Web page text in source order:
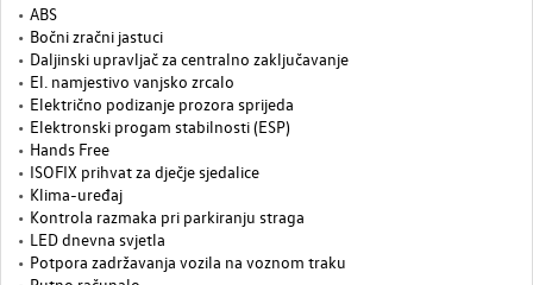
ABS
Bočni zračni jastuci
Daljinski upravljač za centralno zaključavanje
El. namjestivo vanjsko zrcalo
Električno podizanje prozora sprijeda
Elektronski progam stabilnosti (ESP)
Hands Free
ISOFIX prihvat za dječje sjedalice
Klima-uređaj
Kontrola razmaka pri parkiranju straga
LED dnevna svjetla
Potpora zadržavanja vozila na voznom traku